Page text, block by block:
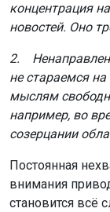
концентрация
новостей. Оно
2.
не стараемся
мыслям
например, во
созерцании
Постоянная
внимания
становится всё